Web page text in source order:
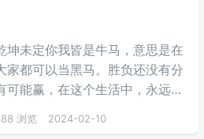
坤未定你我皆是牛马，意思是在
家都可以当黑马。胜负还没有分
可能赢，在这个生活中，永远不
为大家永远不知道，在生活的下
什么样出彩的举动，不要因为一
浏览 2024-02-10